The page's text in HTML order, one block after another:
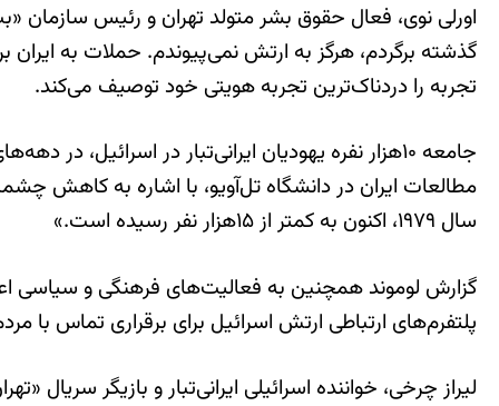
اورلی نوی، فعال حقوق بشر متولد تهران و رئیس سازمان
تجربه را دردناک‌ترین تجربه هویتی خود توصیف می‌کند.
جامعه ۱۰هزار نفره یهودیان ایرانی‌تبار در
سال ۱۹۷۹، اکنون به کمتر از ۱۵هزار نفر رسیده است.»
گزارش لوموند همچنین به فعالیت‌های فرهنگی و سیاسی
پلتفرم‌های ارتباطی ارتش اسرائیل برای برقراری تماس با